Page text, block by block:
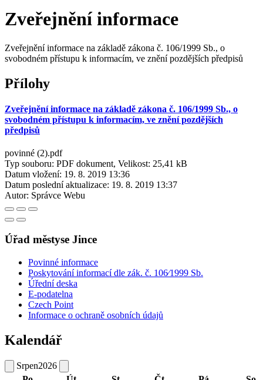
Zveřejnění informace
Zveřejnění informace na základě zákona č. 106/1999 Sb., o
svobodném přístupu k informacím, ve znění pozdějších předpisů
Přílohy
Zveřejnění informace na základě zákona č. 106/1999 Sb., o
svobodném přístupu k informacím, ve znění pozdějších
předpisů
povinné (2).pdf
Typ souboru: PDF dokument, Velikost: 25,41 kB
Datum vložení: 19. 8. 2019 13:36
Datum poslední aktualizace: 19. 8. 2019 13:37
Autor: Správce Webu
Úřad městyse Jince
Povinné informace
Poskytování informací dle zák. č. 106⁄1999 Sb.
Úřední deska
E-podatelna
Czech Point
Informace o ochraně osobních údajů
Kalendář
Srpen2026